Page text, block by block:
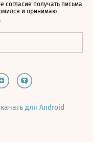
согласие получать письма
и принимаю
для Android